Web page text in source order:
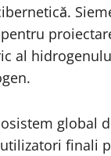
al
global
finali